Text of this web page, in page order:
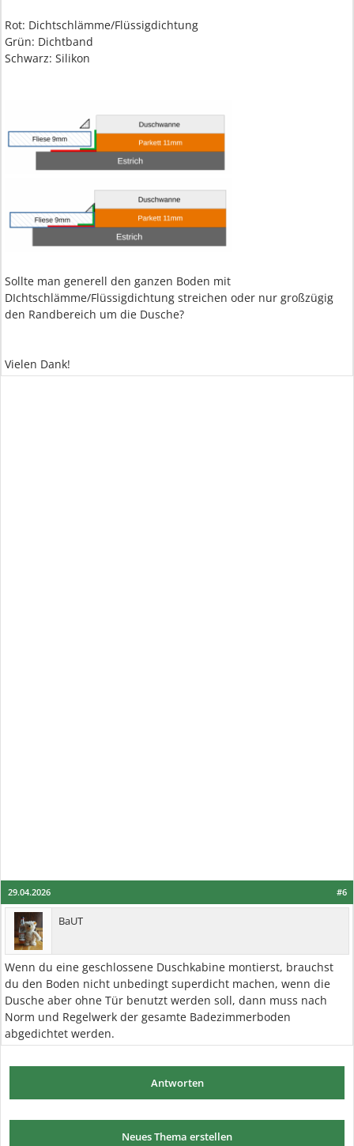
Rot: Dichtschlämme/Flüssigdichtung
Grün: Dichtband
Schwarz: Silikon
Sollte man generell den ganzen Boden mit
DIchtschlämme/Flüssigdichtung streichen oder nur großzügig
den Randbereich um die Dusche?
Vielen Dank!
#6
29.04.2026
BaUT
Wenn du eine geschlossene Duschkabine montierst, brauchst
du den Boden nicht unbedingt superdicht machen, wenn die
Dusche aber ohne Tür benutzt werden soll, dann muss nach
Norm und Regelwerk der gesamte Badezimmerboden
abgedichtet werden.
Antworten
Neues Thema erstellen